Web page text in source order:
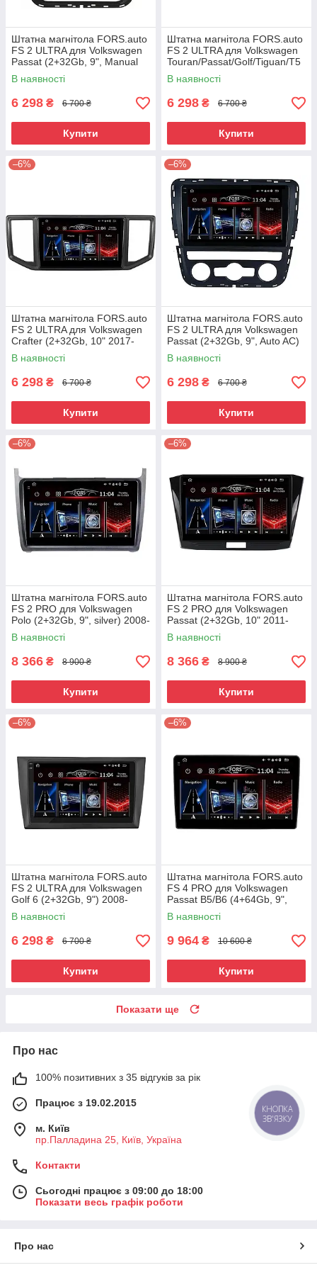
Штатна магнітола FORS.auto
FS 2 ULTRA для Volkswagen
Passat (2+32Gb, 9", Manual
AC) 2012-2015
В наявності
6 298 ₴ 6 700 ₴
Купити
Штатна магнітола FORS.auto
FS 2 ULTRA для Volkswagen
Touran/Passat/Golf/Tiguan/T5
(2+32Gb, 10" 2009
В наявності
6 298 ₴ 6 700 ₴
Купити
–6%
Штатна магнітола FORS.auto
FS 2 ULTRA для Volkswagen
Crafter (2+32Gb, 10" 2017-
2021
В наявності
6 298 ₴ 6 700 ₴
Купити
–6%
Штатна магнітола FORS.auto
FS 2 ULTRA для Volkswagen
Passat (2+32Gb, 9", Auto AC)
2012-2015
В наявності
6 298 ₴ 6 700 ₴
Купити
–6%
Штатна магнітола FORS.auto
FS 2 PRO для Volkswagen
Polo (2+32Gb, 9", silver) 2008-
2020
В наявності
8 366 ₴ 8 900 ₴
Купити
–6%
Штатна магнітола FORS.auto
FS 2 PRO для Volkswagen
Passat (2+32Gb, 10" 2011-
2015
В наявності
8 366 ₴ 8 900 ₴
Купити
–6%
Штатна магнітола FORS.auto
FS 2 ULTRA для Volkswagen
Golf 6 (2+32Gb, 9") 2008-
2012
В наявності
6 298 ₴ 6 700 ₴
Купити
–6%
Штатна магнітола FORS.auto
FS 4 PRO для Volkswagen
Passat B5/B6 (4+64Gb, 9",
black) 2004-2010
В наявності
9 964 ₴ 10 600 ₴
Купити
Показати ще
Про нас
100% позитивних з 35 відгуків за рік
Працює з 19.02.2015
м. Київ
пр.Палладина 25, Київ, Україна
Контакти
Сьогодні працює з 09:00 до 18:00
Показати весь графік роботи
Про нас
КНОПКА
ЗВ'ЯЗКУ